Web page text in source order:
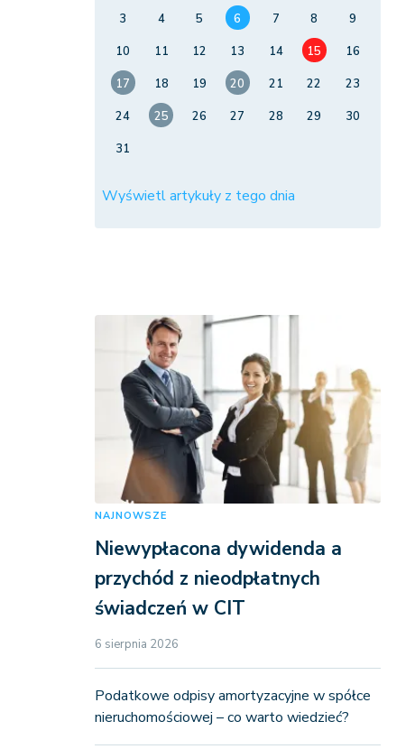
3
4 5 6 7 8
9
10
11 12 13 14 15
16
17
18 19 20 21 22
23
24
25 26 27 28 29
30
31
Wyświetl artykuły z tego dnia
NAJNOWSZE
Niewypłacona dywidenda a
przychód z nieodpłatnych
świadczeń w CIT
6 sierpnia 2026
Podatkowe odpisy amortyzacyjne w spółce
nieruchomościowej – co warto wiedzieć?